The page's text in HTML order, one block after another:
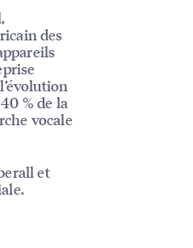
des
% de la
vocale
et